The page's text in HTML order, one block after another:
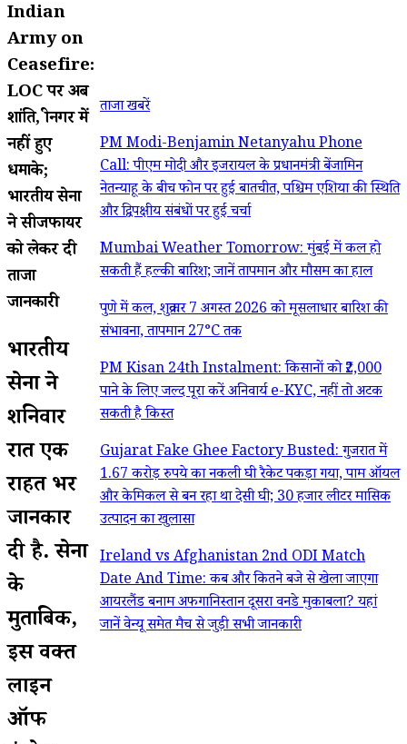
Indian
Army on
Ceasefire:
LOC पर अब
शांति, श्रीनगर में
नहीं हुए
धमाके;
भारतीय सेना
ने सीजफायर
को लेकर दी
ताजा
जानकारी
भारतीय
सेना ने
शनिवार
रात एक
राहत भरी
जानकारी
दी है. सेना
के
मुताबिक,
इस वक्त
लाइन
ऑफ
ताजा खबरें
PM Modi-Benjamin Netanyahu Phone
Call: पीएम मोदी और इजरायल के प्रधानमंत्री बेंजामिन
नेतन्याहू के बीच फोन पर हुई बातचीत, पश्चिम एशिया की स्थिति
और द्विपक्षीय संबंधों पर हुई चर्चा
Mumbai Weather Tomorrow: मुंबई में कल हो
सकती हैं हल्की बारिश; जानें तापमान और मौसम का हाल
पुणे में कल, शुक्रवार 7 अगस्त 2026 को मूसलाधार बारिश की
संभावना, तापमान 27°C तक
PM Kisan 24th Instalment: किसानों को ₹2,000
पाने के लिए जल्द पूरा करें अनिवार्य e-KYC, नहीं तो अटक
सकती है किस्त
Gujarat Fake Ghee Factory Busted: गुजरात में
1.67 करोड़ रुपये का नकली घी रैकेट पकड़ा गया, पाम ऑयल
और केमिकल से बन रहा था देसी घी; 30 हजार लीटर मासिक
उत्पादन का खुलासा
Ireland vs Afghanistan 2nd ODI Match
Date And Time: कब और कितने बजे से खेला जाएगा
आयरलैंड बनाम अफगानिस्तान दूसरा वनडे मुकाबला? यहां
जानें वेन्यू समेत मैच से जुड़ी सभी जानकारी